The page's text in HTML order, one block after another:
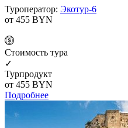
Туроператор: Экотур-6
от 455 BYN
Cтоимость тура
✓
Турпродукт
от 455 BYN
Подробнее